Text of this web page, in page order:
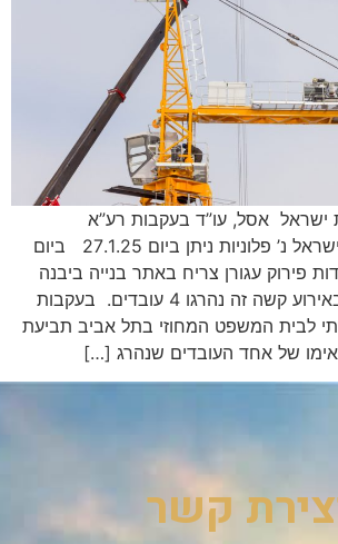
מאת ישראל אסל, עו”ד בעקבות רע”א
4554/24 מדינת ישראל נ’ פלוניות ניתן ביום 27.1.25 ביום
עבודות פירוק עגורן צריח באתר בנייה ביבנה
קרס לפתע העגורן, באירוע קשה זה נהרגו 4 עובדים. בעקבות
לבית המשפט המחוזי בתל אביב תביעת
של אחד העובדים שנהרג […]
קשר